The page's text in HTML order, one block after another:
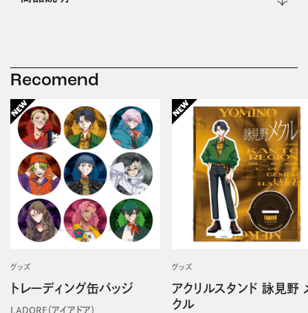
Recomend
グッズ
トレーディング缶バッジ
I.ADORE（アイアドア）
グッズ
アクリルスタンド 詠見野
クル